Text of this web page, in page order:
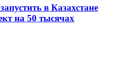
в Казахстане
на 50 тысячах